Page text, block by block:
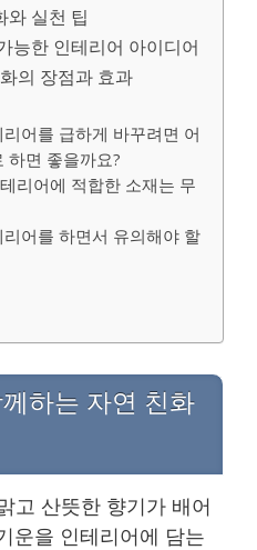
와 실천 팁
능한 인테리어 아이디어
의 장점과 효과
어를 급하게 바꾸려면 어
하면 좋을까요?
리어에 적합한 소재는 무
어를 하면서 유의해야 할
하는 자연 친화
고 산뜻한 향기가 배어
운을 인테리어에 담는